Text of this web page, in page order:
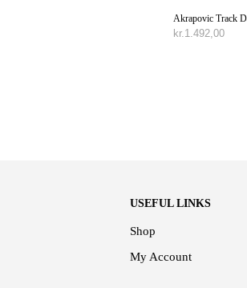
Akrapovic Track
kr.1.492,00
USEFUL LINKS
Shop
My Account